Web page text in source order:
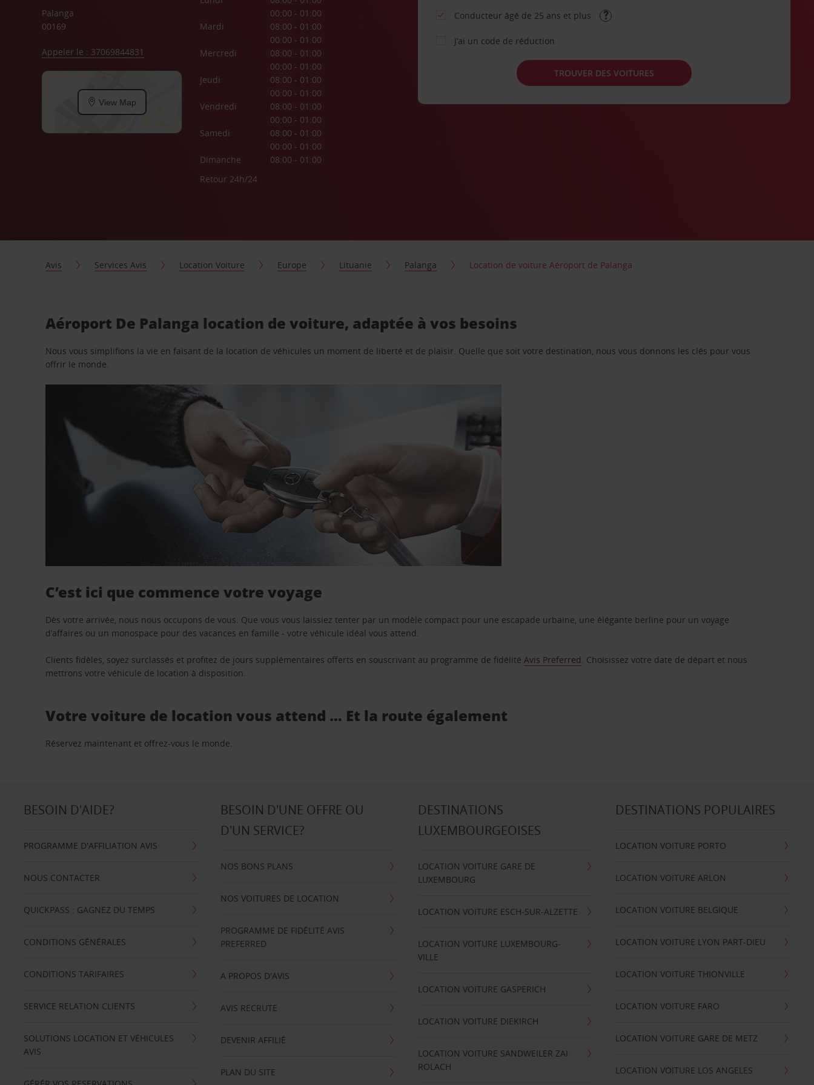
Palanga
00169
Appeler le : 37069844831
View Map
00:00 - 01:00
Mardi
08:00 - 01:00
00:00 - 01:00
Mercredi
08:00 - 01:00
00:00 - 01:00
Jeudi
08:00 - 01:00
00:00 - 01:00
Vendredi
08:00 - 01:00
00:00 - 01:00
Samedi
08:00 - 01:00
00:00 - 01:00
Dimanche
08:00 - 01:00
Retour 24h/24
Conducteur âgé de 25 ans et plus
J’ai un code de réduction
TROUVER DES VOITURES
Avis Services Avis Location Voiture Europe Lituanie Palanga Location de voiture Aéroport de Palanga
Aéroport De Palanga location de voiture, adaptée à vos besoins
Nous vous simplifions la vie en faisant de la location de véhicules un moment de liberté et de plaisir. Quelle que soit votre destination, nous vous donnons les clés pour vous
offrir le monde.
C’est ici que commence votre voyage
Dès votre arrivée, nous nous occupons de vous. Que vous vous laissiez tenter par un modèle compact pour une escapade urbaine, une élégante berline pour un voyage
d’affaires ou un monospace pour des vacances en famille - votre véhicule idéal vous attend.
Clients fidèles, soyez surclassés et profitez de jours supplémentaires offerts en souscrivant au programme de fidélitéAvis Preferred. Choisissez votre date de départ et nous
mettrons votre véhicule de location à disposition.
Votre voiture de location vous attend … Et la route également
Réservez maintenant et offrez-vous le monde.
BESOIN D'AIDE?
PROGRAMME D'AFFILIATION AVIS
NOUS CONTACTER
QUICKPASS : GAGNEZ DU TEMPS
CONDITIONS GÉNÉRALES
CONDITIONS TARIFAIRES
SERVICE RELATION CLIENTS
SOLUTIONS LOCATION ET VÉHICULES
AVIS
BESOIN D'UNE OFFRE OU
D'UN SERVICE?
NOS BONS PLANS
NOS VOITURES DE LOCATION
PROGRAMME DE FIDÉLITÉ AVIS
PREFERRED
A PROPOS D'AVIS
AVIS RECRUTE
DEVENIR AFFILIÉ
PLAN DU SITE
DESTINATIONS
LUXEMBOURGEOISES
LOCATION VOITURE GARE DE
LUXEMBOURG
LOCATION VOITURE ESCH-SUR-ALZETTE
LOCATION VOITURE LUXEMBOURG-
VILLE
LOCATION VOITURE GASPERICH
LOCATION VOITURE DIEKIRCH
LOCATION VOITURE SANDWEILER ZAI
ROLACH
DESTINATIONS POPULAIRES
LOCATION VOITURE PORTO
LOCATION VOITURE ARLON
LOCATION VOITURE BELGIQUE
LOCATION VOITURE LYON PART-DIEU
LOCATION VOITURE THIONVILLE
LOCATION VOITURE FARO
LOCATION VOITURE GARE DE METZ
LOCATION VOITURE LOS ANGELES